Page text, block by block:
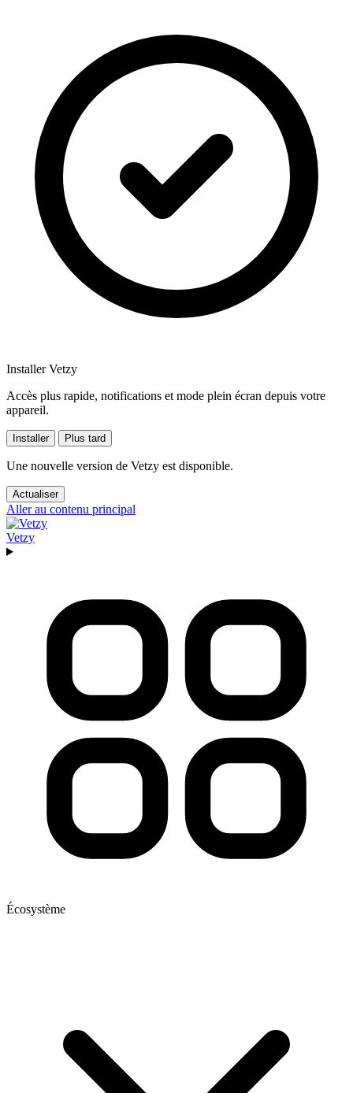
Installer Vetzy
Accès plus rapide, notifications et mode plein écran depuis votre
appareil.
Installer Plus tard
Une nouvelle version de Vetzy est disponible.
Actualiser
Aller au contenu principal
Vetzy
Écosystème